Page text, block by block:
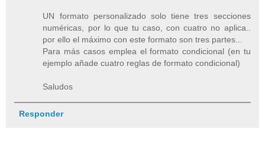
UN formato personalizado solo tiene tres secciones
numéricas, por lo que tu caso, con cuatro no aplica..
por ello el máximo con este formato son tres partes...
Para más casos emplea el formato condicional (en tu
ejemplo añade cuatro reglas de formato condicional)
Saludos
Responder